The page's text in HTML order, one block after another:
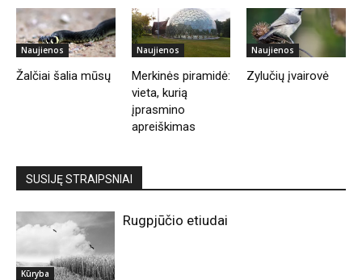
Naujienos
Žalčiai šalia mūsų
Naujienos
Merkinės piramidė:
vieta, kurią
įprasmino
apreiškimas
Naujienos
Zylučių įvairovė
SUSIJĘ STRAIPSNIAI
Kūryba
Rugpjūčio etiudai